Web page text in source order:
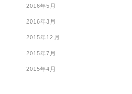
2016年5月
2016年3月
2015年12月
2015年7月
2015年4月